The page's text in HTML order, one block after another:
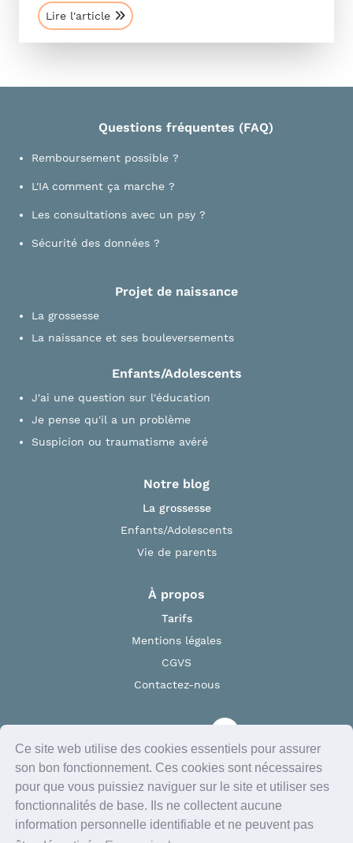
Lire l'article
Questions fréquentes (FAQ)
Remboursement possible ?
L'IA comment ça marche ?
Les consultations avec un psy ?
Sécurité des données ?
Projet de naissance
La grossesse
La naissance et ses bouleversements
Enfants/Adolescents
J'ai une question sur l'éducation
Je pense qu'il a un problème
Suspicion ou traumatisme avéré
Notre blog
La grossesse
Enfants/Adolescents
Vie de parents
À propos
Tarifs
Mentions légales
CGVS
Contactez-nous
Suivez-nous sur les réseaux sociaux
Ce site web utilise des cookies essentiels pour assurer
son bon fonctionnement. Ces cookies sont nécessaires
pour que vous puissiez naviguer sur le site et utiliser ses
fonctionnalités de base. Ils ne collectent aucune
information personnelle identifiable et ne peuvent pas